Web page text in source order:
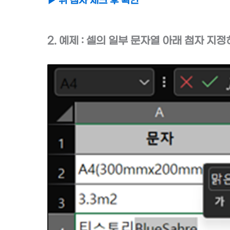
2. 예제 : 셀의 일부 문자열 아래 첨자 지정